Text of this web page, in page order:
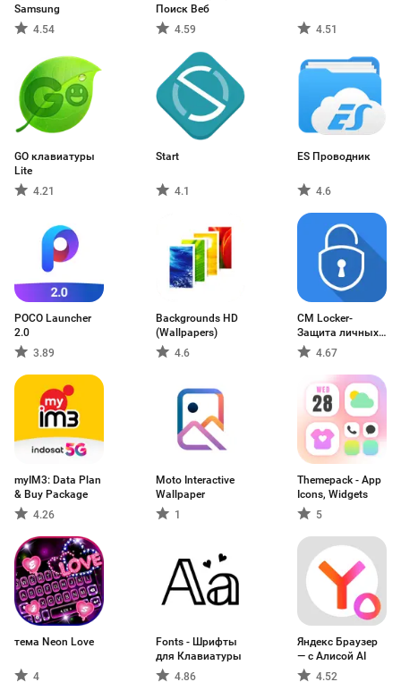
Samsung
4.54
Поиск Веб
4.59
4.51
GO клавиатуры
Lite
4.21
Start
4.1
ES Проводник
4.6
POCO Launcher
2.0
3.89
Backgrounds HD
(Wallpapers)
4.6
CM Locker-
Защита личных
данных
4.67
myIM3: Data Plan
& Buy Package
4.26
Moto Interactive
Wallpaper
1
Themepack - App
Icons, Widgets
5
тема Neon Love
4
Fonts - Шрифты
для Клавиатуры
4.86
Яндекс Браузер
— с Алисой AI
4.52